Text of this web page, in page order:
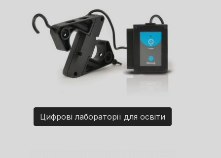
Цифрові лабораторії для освіти